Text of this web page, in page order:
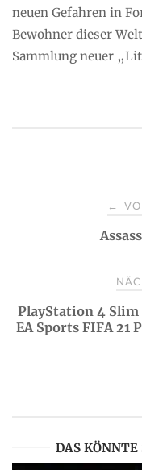
neuen Gefahren in
Bewohner dieser
Sammlung neuer
t
←
PlayStation 4 Slim
EA Sports FIFA 21
DAS